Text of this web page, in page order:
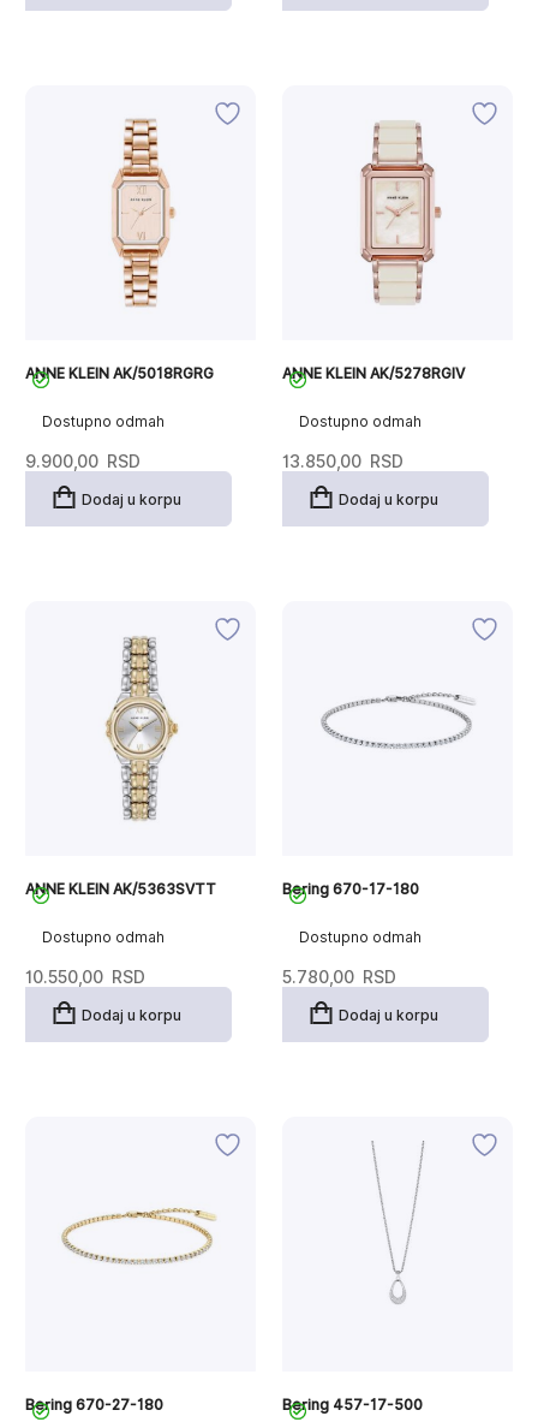
Dostupno odmah
ANNE KLEIN AK/5018RGRG
9.900,00 RSD
Dodaj u korpu
Dostupno odmah
ANNE KLEIN AK/5278RGIV
13.850,00 RSD
Dodaj u korpu
Dostupno odmah
ANNE KLEIN AK/5363SVTT
10.550,00 RSD
Dodaj u korpu
Dostupno odmah
Bering 670-17-180
5.780,00 RSD
Dodaj u korpu
Bering 670-27-180 Bering 457-17-500